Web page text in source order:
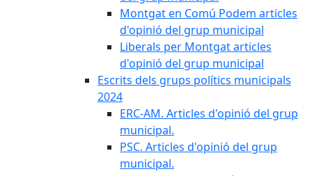
Montgat en Comú Podem articles
d'opinió del grup municipal
Liberals per Montgat articles
d'opinió del grup municipal
Escrits dels grups polítics municipals
2024
ERC-AM. Articles d'opinió del grup
municipal.
PSC. Articles d'opinió del grup
municipal.